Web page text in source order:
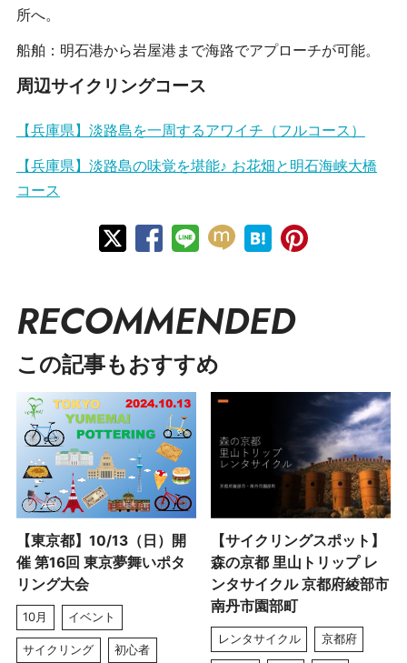
所へ。
船舶：明石港から岩屋港まで海路でアプローチが可能。
周辺サイクリングコース
【兵庫県】淡路島を一周するアワイチ（フルコース）
【兵庫県】淡路島の味覚を堪能♪ お花畑と明石海峡大橋
コース
RECOMMENDED
この記事もおすすめ
【東京都】10/13（日）開
催 第16回 東京夢舞いポタ
リング大会
10月 イベント
サイクリング 初心者
【サイクリングスポット】
森の京都 里山トリップ レ
ンタサイクル 京都府綾部市
南丹市園部町
レンタサイクル 京都府